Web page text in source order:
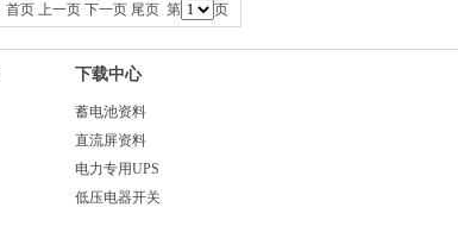
首页 上一页 下一页 尾页 第 页
下载中心
蓄电池资料
直流屏资料
电力专用UPS
低压电器开关